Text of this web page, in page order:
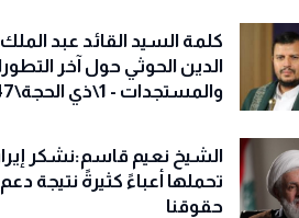
كلمة السيد القائد عبد الملك
الدين الحوثي حول آخر
والمستجدات - 1\ذي الحجة\1447
الشيخ نعيم قاسم:نشكر
تحملها أعباءً كثيرةً نتيجة دعم
حقوقنا